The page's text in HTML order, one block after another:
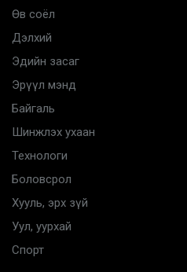
Өв соёл
Дэлхий
Эдийн засаг
Эрүүл мэнд
Байгаль
Шинжлэх ухаан
Технологи
Боловсрол
Хууль, эрх зүй
Уул, уурхай
Спорт